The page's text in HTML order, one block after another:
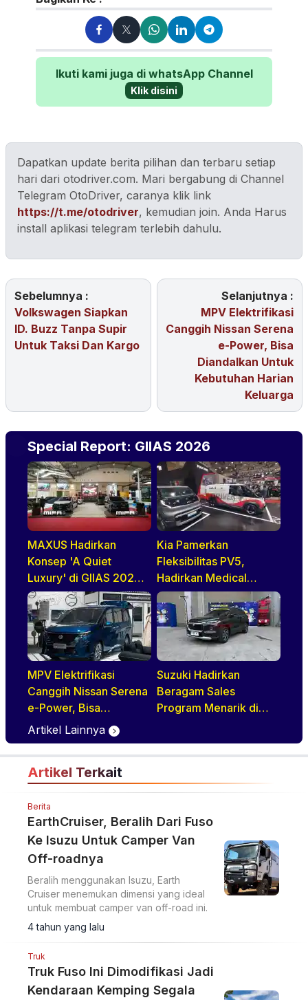
Ikuti kami juga di whatsApp Channel
Klik disini
Dapatkan update berita pilihan dan terbaru setiap
hari dari otodriver.com. Mari bergabung di Channel
Telegram OtoDriver, caranya klik link
https://t.me/otodriver, kemudian join. Anda Harus
install aplikasi telegram terlebih dahulu.
Sebelumnya :
Volkswagen Siapkan
ID. Buzz Tanpa Supir
Untuk Taksi Dan Kargo
Selanjutnya :
MPV Elektrifikasi
Canggih Nissan Serena
e-Power, Bisa
Diandalkan Untuk
Kebutuhan Harian
Keluarga
Special Report: GIIAS 2026
MAXUS Hadirkan
Konsep 'A Quiet
Luxury' di GIIAS 2026
melalui Jajaran
Premium Electric MPV
Kia Pamerkan
Fleksibilitas PV5,
Hadirkan Medical
Purpose Vehicle di
GIIAS 2026
MPV Elektrifikasi
Canggih Nissan Serena
e-Power, Bisa
Diandalkan Untuk
Kebutuhan Harian
Keluarga
Suzuki Hadirkan
Beragam Sales
Program Menarik di
DP Ringan hingga
Promo Aftersales
Artikel Lainnya
Artikel Terkait
Berita
EarthCruiser, Beralih Dari Fuso
Ke Isuzu Untuk Camper Van
Off-roadnya
Beralih menggunakan Isuzu, Earth
Cruiser menemukan dimensi yang ideal
untuk membuat camper van off-road ini.
4 tahun yang lalu
Truk
Truk Fuso Ini Dimodifikasi Jadi
Kendaraan Kemping Segala